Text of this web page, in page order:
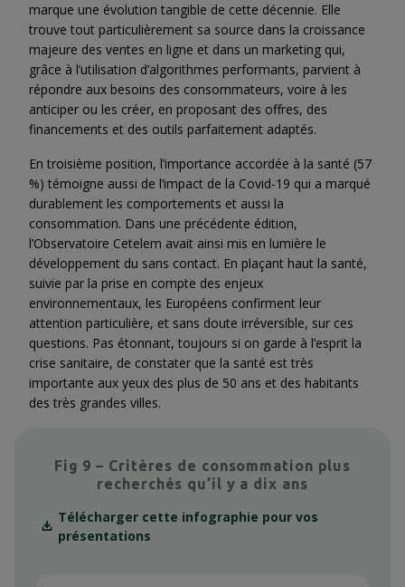
marque une évolution tangible de cette décennie. Elle
trouve tout particulièrement sa source dans la croissance
majeure des ventes en ligne et dans un marketing qui,
grâce à l’utilisation d’algorithmes performants, parvient à
répondre aux besoins des consommateurs, voire à les
anticiper ou les créer, en proposant des offres, des
financements et des outils parfaitement adaptés.
En troisième position, l’importance accordée à la santé (57
%) témoigne aussi de l’impact de la Covid-19 qui a marqué
durablement les comportements et aussi la
consommation. Dans une précédente édition,
l’Observatoire Cetelem avait ainsi mis en lumière le
développement du sans contact. En plaçant haut la santé,
suivie par la prise en compte des enjeux
environnementaux, les Européens confirment leur
attention particulière, et sans doute irréversible, sur ces
questions. Pas étonnant, toujours si on garde à l’esprit la
crise sanitaire, de constater que la santé est très
importante aux yeux des plus de 50 ans et des habitants
des très grandes villes.
Fig 9 – Critères de consommation plus
recherchés qu’il y a dix ans
Télécharger cette infographie pour vos
présentations